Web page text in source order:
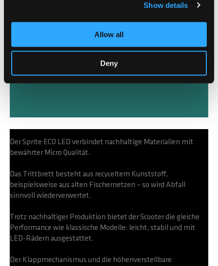
Show details
Allow all
Deny
Der Sprite ECO LED verbindet nachhaltige Materialien mit
bewährter Micro Qualität.
Das Trittbrett besteht aus recyceltem Kunststoff,
beispielsweise aus alten Fischernetzen – so wird Abfall
sinnvoll wiederverwertet.
Trotz nachhaltiger Produktion bietet der Scooter die gleiche
Performance wie klassische Modelle: leicht, stabil und mit
LED-Rädern ausgestattet.
Der Klappmechanismus und die höhenverstellbare